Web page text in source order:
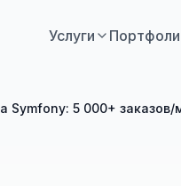
Услуги
Symfony: 5 000+ заказов/